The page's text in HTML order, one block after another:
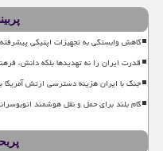
کاهش وابستگی به تجهیزات اپتیکی
قدرت ایران را نه تهدیدها بلکه دانش،
جنگ با ایران هزینه دسترسی ارتش آمریکا
گام بلند برای حمل و نقل هوشمند اتوبوسرانی